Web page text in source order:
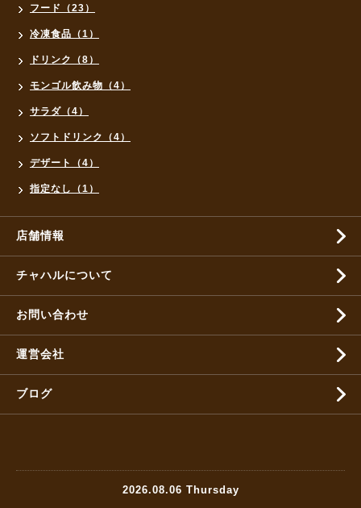
フード（23）
冷凍食品（1）
ドリンク（8）
モンゴル飲み物（4）
サラダ（4）
ソフトドリンク（4）
デザート（4）
指定なし（1）
店舗情報
チャハルについて
お問い合わせ
運営会社
ブログ
2026.08.06 Thursday